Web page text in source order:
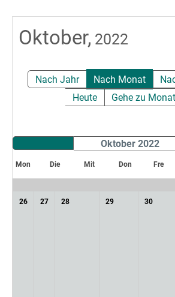
Sportpark
Oktober, 2022
Nach Jahr Nach Monat
Heute
Gehe zu Monat
Oktober 2022
Mon Die Mit Don Fre
26 27 28 29 30